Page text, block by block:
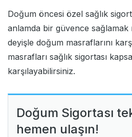
Doğum öncesi özel sağlık
anlamda bir güvence
deyişle doğum masraflarını
masrafları sağlık sigortası
karşılayabilirsiniz.
Doğum Sigortası
hemen ulaşın!